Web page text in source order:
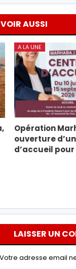
VOIR AUSSI
A LA UNE
Opération
ouverture
d’accueil pour
LAISSER UN
Votre adresse email